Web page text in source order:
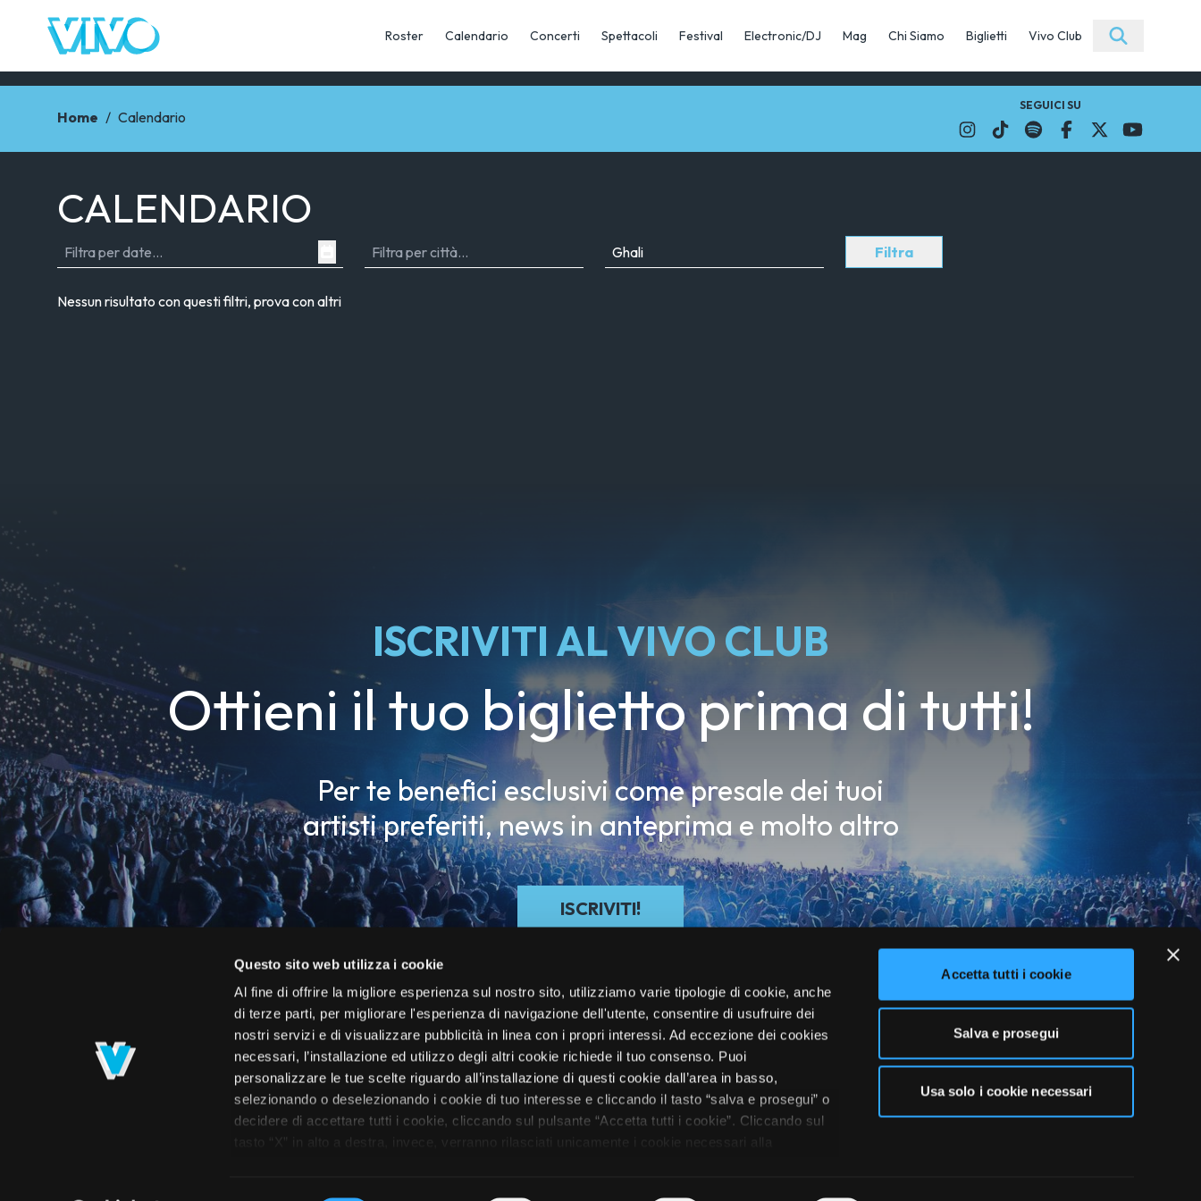
Questo sito web utilizza i cookie
Al fine di offrire la migliore esperienza sul nostro sito, utilizziamo varie tipologie di cookie, anche
di terze parti, per migliorare l'esperienza di navigazione dell'utente, consentire di usufruire dei
nostri servizi e di visualizzare pubblicità in linea con i propri interessi. Ad eccezione dei cookies
necessari, l’installazione ed utilizzo degli altri cookie richiede il tuo consenso. Puoi
personalizzare le tue scelte riguardo all’installazione di questi cookie dall’area in basso,
selezionando o deselezionando i cookie di tuo interesse e cliccando il tasto “salva e prosegui” o
decidere di accettare tutti i cookie, cliccando sul pulsante “Accetta tutti i cookie”. Cliccando sul
tasto “X” in alto a destra, invece, verranno rilasciati unicamente i cookie necessari alla
Accetta tutti i cookie
Salva e prosegui
Usa solo i cookie necessari
Roster Calendario Concerti Spettacoli Festival Electronic/DJ Mag Chi Siamo Biglietti Vivo Club
Home / Calendario
SEGUICI SU
CALENDARIO
Filtra
Nessun risultato con questi filtri, prova con altri
ISCRIVITI AL VIVO CLUB
Ottieni il tuo biglietto prima di tutti!
Per te benefici esclusivi come presale dei tuoi
artisti preferiti, news in anteprima e molto altro
ISCRIVITI!
Calendario Concerti Spettacoli Festival Electronic/DJ Mag Chi Siamo Biglietti Vivo Club